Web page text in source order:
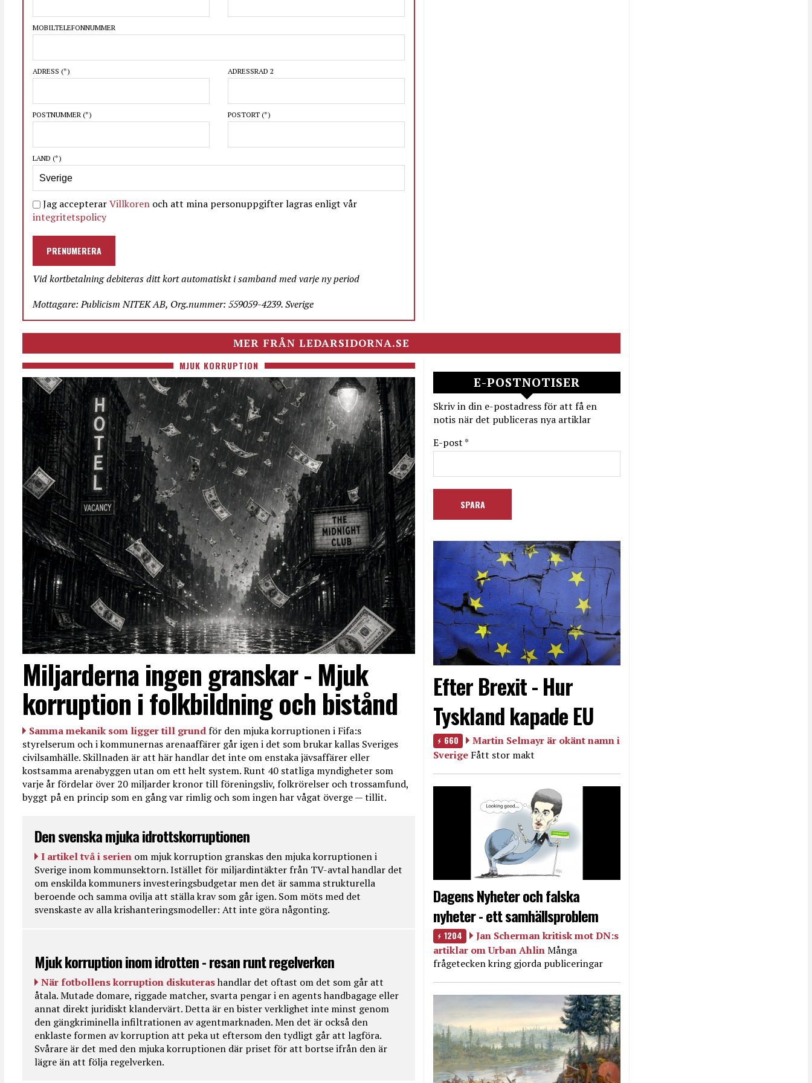
MOBILTELEFONNUMMER
ADRESS (*) ADRESSRAD 2
POSTNUMMER (*) POSTORT (*)
LAND (*)
Jag accepterarVillkoren och att mina personuppgifter lagras enligt vår
integritetspolicy
PRENUMERERA
Vid kortbetalning debiteras ditt kort automatiskt i samband med varje ny period
Mottagare: Publicism NITEK AB, Org.nummer: 559059-4239. Sverige
MER FRÅN LEDARSIDORNA.SE
MJUK KORRUPTION
Miljarderna ingen granskar - Mjuk
korruption i folkbildning och bistånd
Samma mekanik som ligger till grundför den mjuka korruptionen i Fifa:s
styrelserum och i kommunernas arenaaffärer går igen i det som brukar kallas Sveriges
civilsamhälle. Skillnaden är att här handlar det inte om enstaka jävsaffärer eller
kostsamma arenabyggen utan om ett helt system. Runt 40 statliga myndigheter som
varje år fördelar över 20 miljarder kronor till föreningsliv, folkrörelser och trossamfund,
byggt på en princip som en gång var rimlig och som ingen har vågat överge — tillit.
Den svenska mjuka idrottskorruptionen
I artikel två i serien om mjuk korruption granskas den mjuka korruptionen i
Sverige inom kommunsektorn. Istället för miljardintäkter från TV-avtal handlar det
om enskilda kommuners investeringsbudgetar men det är samma strukturella
beroende och samma ovilja att ställa krav som går igen. Som möts med det
svenskaste av alla krishanteringsmodeller: Att inte göra någonting.
Mjuk korruption inom idrotten - resan runt regelverken
När fotbollens korruption diskuterashandlar det oftast om det som går att
åtala. Mutade domare, riggade matcher, svarta pengar i en agents handbagage eller
annat direkt juridiskt klandervärt. Detta är en bister verklighet inte minst genom
den gängkriminella infiltrationen av agentmarknaden. Men det är också den
enklaste formen av korruption att peka ut eftersom den tydligt går att lagföra.
Svårare är det med den mjuka korruptionen där priset för att bortse ifrån den är
lägre än att följa regelverken.
E-POSTNOTISER
Skriv in din e-postadress för att få en
notis när det publiceras nya artiklar
E-post *
Efter Brexit - Hur
Tyskland kapade EU
660
Martin Selmayr är okänt namn i
Sverige Fått stor makt
Dagens Nyheter och falska
nyheter - ett samhällsproblem
1204
Jan Scherman kritisk mot DN:s
artiklar om Urban AhlinMånga
frågetecken kring gjorda publiceringar